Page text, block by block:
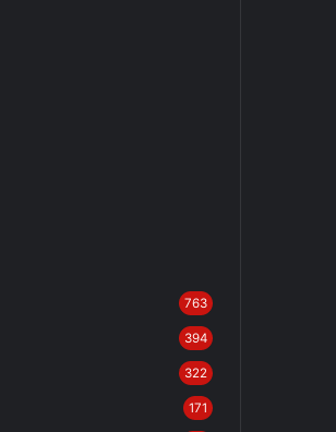
763
394
322
171